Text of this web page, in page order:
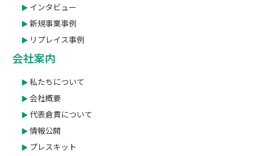
インタビュー
新規事業事例
リプレイス事例
会社案内
私たちについて
会社概要
代表倉貫について
情報公開
プレスキット